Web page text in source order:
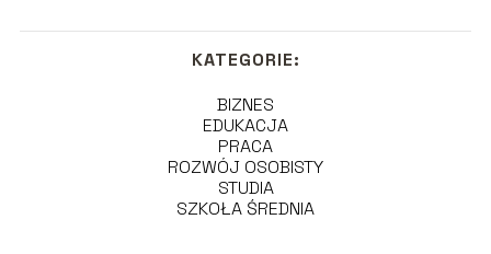
KATEGORIE:
BIZNES
EDUKACJA
PRACA
ROZWÓJ OSOBISTY
STUDIA
SZKOŁA ŚREDNIA